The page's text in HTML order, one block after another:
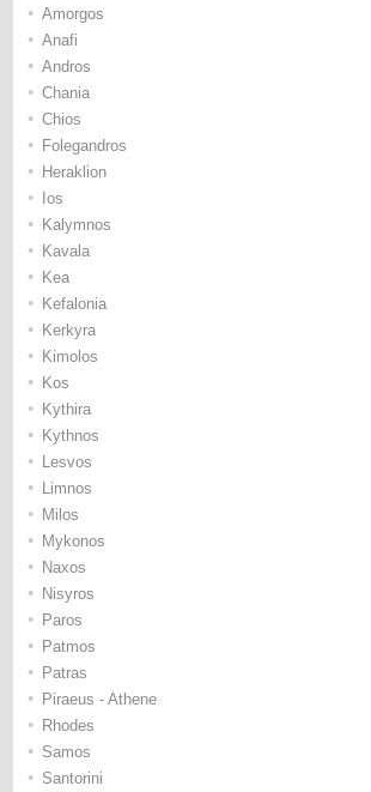
• Amorgos
• Anafi
• Andros
• Chania
• Chios
• Folegandros
• Heraklion
• Ios
• Kalymnos
• Kavala
• Kea
• Kefalonia
• Kerkyra
• Kimolos
• Kos
• Kythira
• Kythnos
• Lesvos
• Limnos
• Milos
• Mykonos
• Naxos
• Nisyros
• Paros
• Patmos
• Patras
• Piraeus - Athene
• Rhodes
• Samos
• Santorini